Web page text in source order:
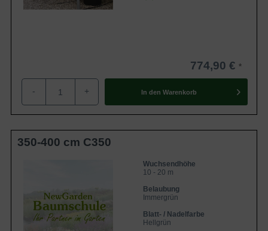
774,90 €
- + In den Warenkorb
350-400 cm C350
Wuchsendhöhe
10 - 20 m
Belaubung
Immergrün
Blatt- / Nadelfarbe
Hellgrün